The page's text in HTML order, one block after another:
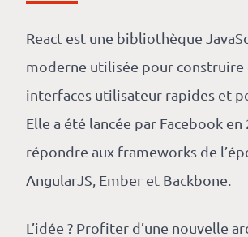
React est une bibliothèque
moderne utilisée pour construire
interfaces utilisateur rapides et
Elle a été lancée par Facebook
répondre aux frameworks de
AngularJS, Ember et Backbone.
L’idée ? Profiter d’une nouvelle